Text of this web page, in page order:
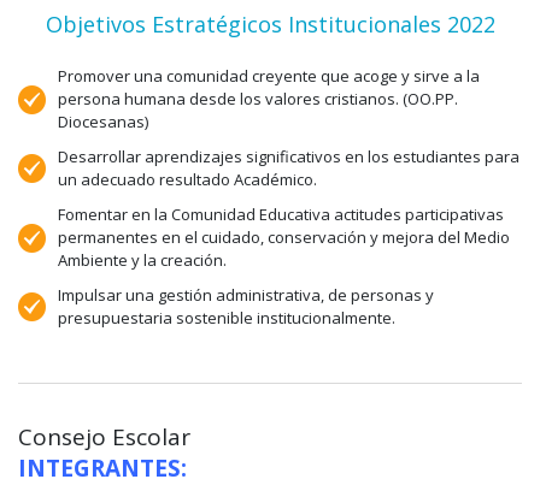
Objetivos Estratégicos Institucionales 2022
Promover una comunidad creyente que acoge y sirve a la
persona humana desde los valores cristianos. (OO.PP.
Diocesanas)
Desarrollar aprendizajes significativos en los estudiantes para
un adecuado resultado Académico.
Fomentar en la Comunidad Educativa actitudes participativas
permanentes en el cuidado, conservación y mejora del Medio
Ambiente y la creación.
Impulsar una gestión administrativa, de personas y
presupuestaria sostenible institucionalmente.
Consejo Escolar
INTEGRANTES: